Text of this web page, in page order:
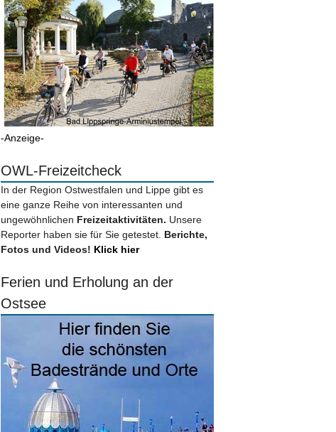
-Anzeige-
OWL-Freizeitcheck
In der Region Ostwestfalen und Lippe gibt es
eine ganze Reihe von interessanten und
ungewöhnlichen Freizeitaktivitäten. Unsere
Reporter haben sie für Sie getestet. Berichte,
Fotos und Videos! Klick hier
Ferien und Erholung an der
Ostsee